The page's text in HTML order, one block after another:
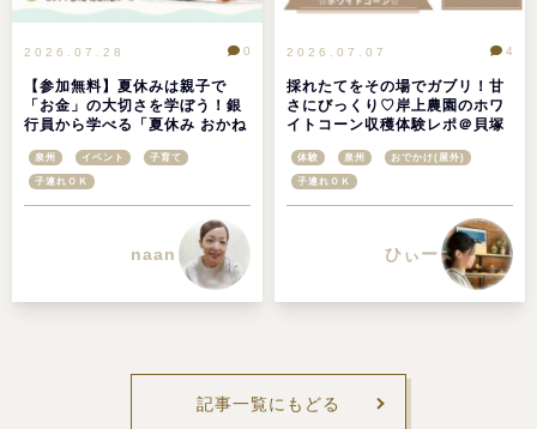
2026.07.28
【参加無料】夏休みは親子で
「お金」の大切さを学ぼう！銀
行員から学べる「夏休み おかね
0
泉州 イベント 子育て
子連れＯＫ
naan
2026.07.07
採れたてをその場でガブリ！甘
さにびっくり♡岸上農園のホワ
イトコーン収穫体験レポ＠貝塚
4
体験 泉州 おでかけ(屋外)
子連れＯＫ
ひぃー
記事一覧にもどる